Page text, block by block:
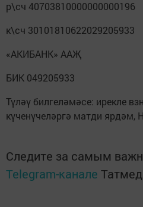
р\сч 40703810000000000196
к\сч 30101810622029205933
«АКИБАНК» ААҖ
БИК 049205933
Түләү билгеләмәсе: ирекле
күченүчеләргә матди
Следите за самым
Telegram-канале